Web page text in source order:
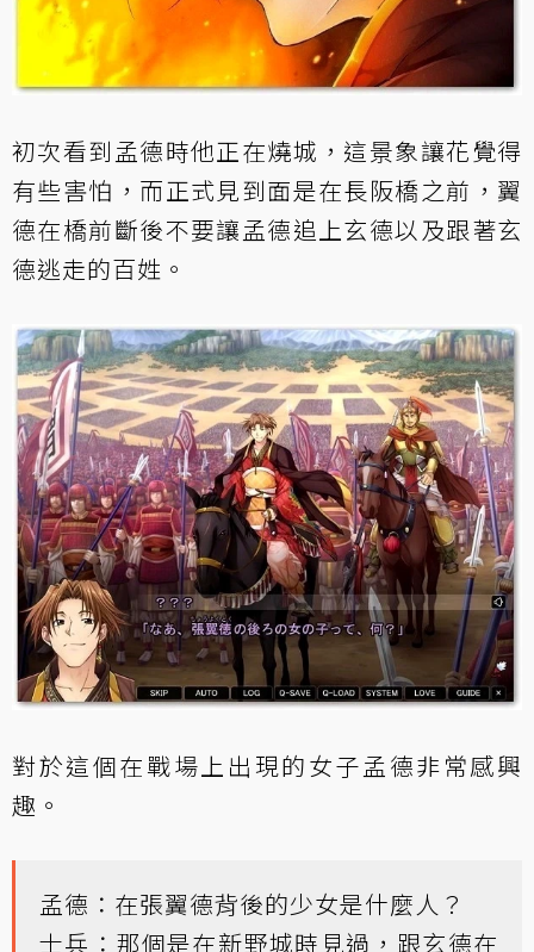
初次看到孟德時他正在燒城，這景象讓花覺得
有些害怕，而正式見到面是在長阪橋之前，翼
德在橋前斷後不要讓孟德追上玄德以及跟著玄
德逃走的百姓。
對於這個在戰場上出現的女子孟德非常感興
趣。
孟德：在張翼德背後的少女是什麼人？
士兵：那個是在新野城時見過，跟玄德在